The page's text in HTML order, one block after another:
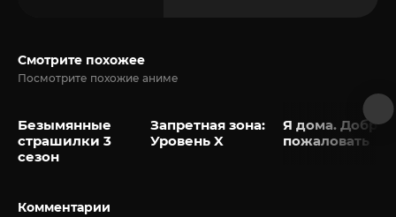
Смотрите похожее
Посмотрите похожие аниме
Безымянные
страшилки 3
сезон
Запретная зона:
Уровень X
Я дома. Добро
пожаловать
Комментарии